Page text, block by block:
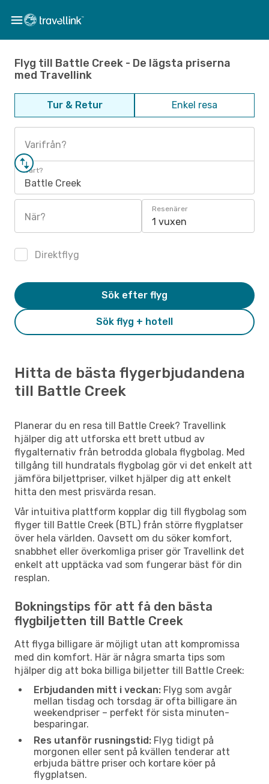
Flyg till Battle Creek - De lägsta priserna
med Travellink
Tur & Retur Enkel resa
Varifrån?
Vart?
Battle Creek
När?
Resenärer
1 vuxen
Direktflyg
Sök flyg + hotell
Sök efter flyg
Hitta de bästa flygerbjudandena
till Battle Creek
Planerar du en resa till Battle Creek? Travellink
hjälper dig att utforska ett brett utbud av
flygalternativ från betrodda globala flygbolag. Med
tillgång till hundratals flygbolag gör vi det enkelt att
jämföra biljettpriser, vilket hjälper dig att enkelt
hitta den mest prisvärda resan.
Vår intuitiva plattform kopplar dig till flygbolag som
flyger till Battle Creek (BTL) från större flygplatser
över hela världen. Oavsett om du söker komfort,
snabbhet eller överkomliga priser gör Travellink det
enkelt att upptäcka vad som fungerar bäst för din
resplan.
Bokningstips för att få den bästa
flygbiljetten till Battle Creek
Att flyga billigare är möjligt utan att kompromissa
med din komfort. Här är några smarta tips som
hjälper dig att boka billiga biljetter till Battle Creek:
Erbjudanden mitt i veckan: Flyg som avgår
mellan tisdag och torsdag är ofta billigare än
weekendpriser – perfekt för sista minuten-
besparingar.
Res utanför rusningstid: Flyg tidigt på
morgonen eller sent på kvällen tenderar att
erbjuda bättre priser och kortare köer på
flygplatsen.